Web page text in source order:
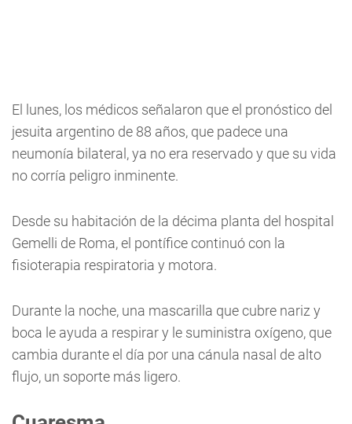
El lunes, los médicos señalaron que el pronóstico del
jesuita argentino de 88 años, que padece una
neumonía bilateral, ya no era reservado y que su vida
no corría peligro inminente.
Desde su habitación de la décima planta del hospital
Gemelli de Roma, el pontífice continuó con la
fisioterapia respiratoria y motora.
Durante la noche, una mascarilla que cubre nariz y
boca le ayuda a respirar y le suministra oxígeno, que
cambia durante el día por una cánula nasal de alto
flujo, un soporte más ligero.